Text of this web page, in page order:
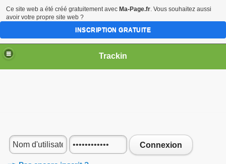
Trackin
Connexion
Ce site web a été créé gratuitement avec Ma-Page.fr. Vous souhaitez aussi
avoir votre propre site web ?
INSCRIPTION GRATUITE